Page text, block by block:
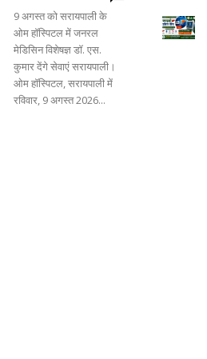
9 अगस्त को सरायपाली के
ओम हॉस्पिटल में जनरल
मेडिसिन विशेषज्ञ डॉ. एस.
कुमार देंगे सेवाएं सरायपाली।
ओम हॉस्पिटल, सरायपाली में
रविवार, 9 अगस्त 2026...